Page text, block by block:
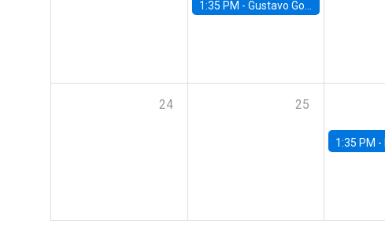
1:35 PM - Gustavo González, Banco Central de Chile
24 25
1:35 PM -